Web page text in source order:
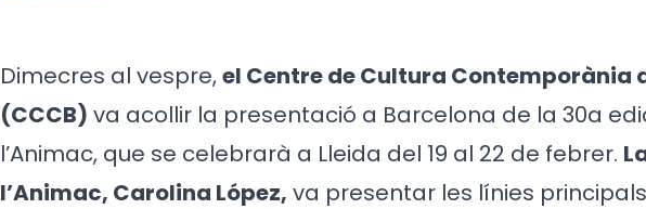
Dimecres al vespre,el Centre de Cultura Contemporània
(CCCB) va acollir la presentació a Barcelona de la 30a
l’Animac, que se celebrarà a Lleida del 19 al 22 de febrer.
l’Animac, Carolina López, va presentar les línies